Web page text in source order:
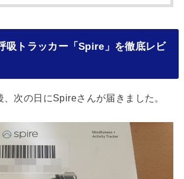
吸トラッカー「Spire」を徹底レビ
次の日にSpireさんが届きました。